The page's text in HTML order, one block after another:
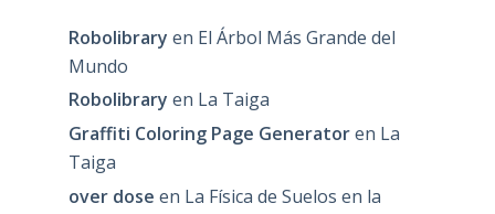
Robolibrary en El Árbol Más Grande del
Mundo
Robolibrary en La Taiga
Graffiti Coloring Page Generatoren La
Taiga
over dose en La Física de Suelos en la